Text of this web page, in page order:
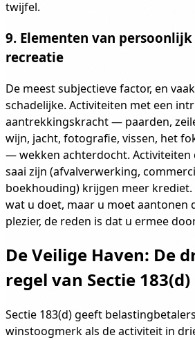
twijfel.
9. Elementen van
recreatie
De meest subjectieve factor, en
schadelijke. Activiteiten met een
aantrekkingskracht — paarden,
wijn, jacht, fotografie, vissen, het
— wekken achterdocht. Activiteiten
saai zijn (afvalverwerking,
boekhouding) krijgen meer
wat u doet, maar u moet aantonen
plezier, de reden is dat u ermee
De Veilige Haven: De
regel van Sectie 183(d)
Sectie 183(d) geeft
winstoogmerk als de activiteit in